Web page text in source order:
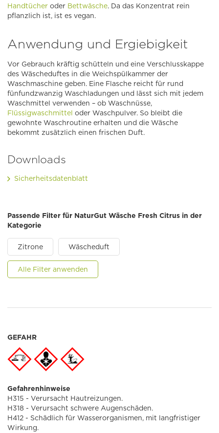
Handtücher oder Bettwäsche. Da das Konzentrat rein
pflanzlich ist, ist es vegan.
Anwendung und Ergiebigkeit
Vor Gebrauch kräftig schütteln und eine Verschlusskappe
des Wäscheduftes in die Weichspülkammer der
Waschmaschine geben. Eine Flasche reicht für rund
fünfundzwanzig Waschladungen und lässt sich mit jedem
Waschmittel verwenden – ob Waschnüsse,
Flüssigwaschmittel oder Waschpulver. So bleibt die
gewohnte Waschroutine erhalten und die Wäsche
bekommt zusätzlich einen frischen Duft.
Downloads
Sicherheitsdatenblatt
Passende Filter für NaturGut Wäsche Fresh Citrus in der
Kategorie
Zitrone Wäscheduft
Alle Filter anwenden
GEFAHR
Gefahrenhinweise
H315 - Verursacht Hautreizungen.
H318 - Verursacht schwere Augenschäden.
H412 - Schädlich für Wasserorganismen, mit langfristiger
Wirkung.